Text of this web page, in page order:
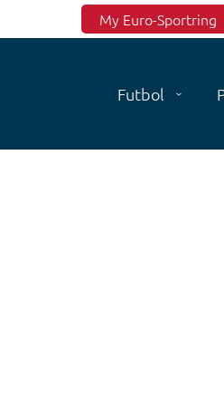
Top menu
My Euro-Sportring
Futbol